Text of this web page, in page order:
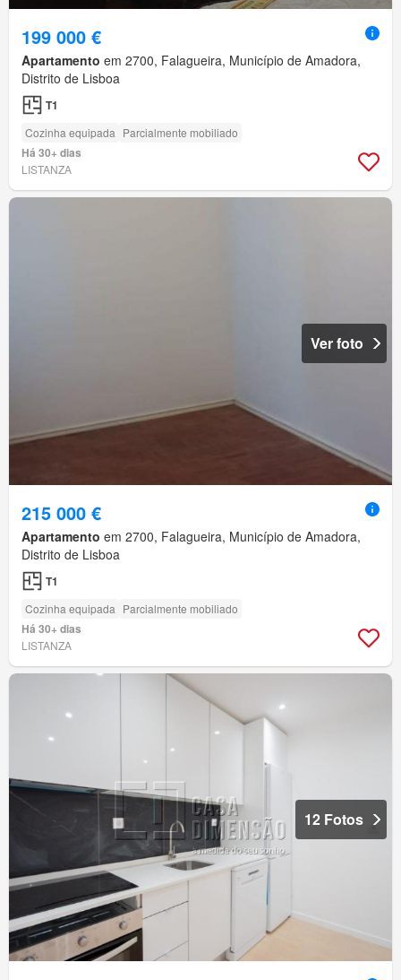
199 000 €
Apartamento em 2700, Falagueira, Município de Amadora,
Distrito de Lisboa
T1
Cozinha equipada Parcialmente mobiliado
Há 30+ dias
LISTANZA
Ver foto
215 000 €
Apartamento em 2700, Falagueira, Município de Amadora,
Distrito de Lisboa
T1
Cozinha equipada Parcialmente mobiliado
Há 30+ dias
LISTANZA
12 Fotos